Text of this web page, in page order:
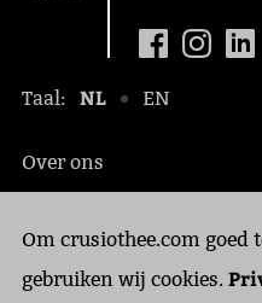
Om crusiothee.com
gebruiken wij cookies.
Taal: NL EN
Over ons
Contact
Privacy Policy